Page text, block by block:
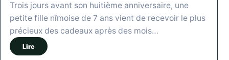
Trois jours avant son huitième anniversaire, une
petite fille nîmoise de 7 ans vient de recevoir le plus
précieux des cadeaux après des mois…
Lire